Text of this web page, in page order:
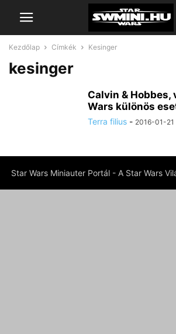
Kezdőlap Címkék Kesinger
kesinger
Calvin & Hobbes,
Wars különös
Terra filius - 2016-01-21
Star Wars Miniauter Portál - A Star Wars